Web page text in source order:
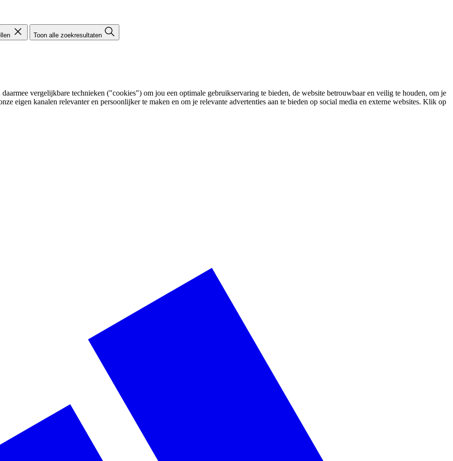
Toon alle zoekresultaten
vergelijkbare technieken ("cookies") om jou een optimale gebruikservaring te bieden, de website betrouwbaar en veilig te houden, om je
eigen kanalen relevanter en persoonlijker te maken en om je relevante advertenties aan te bieden op social media en externe websites. Klik op